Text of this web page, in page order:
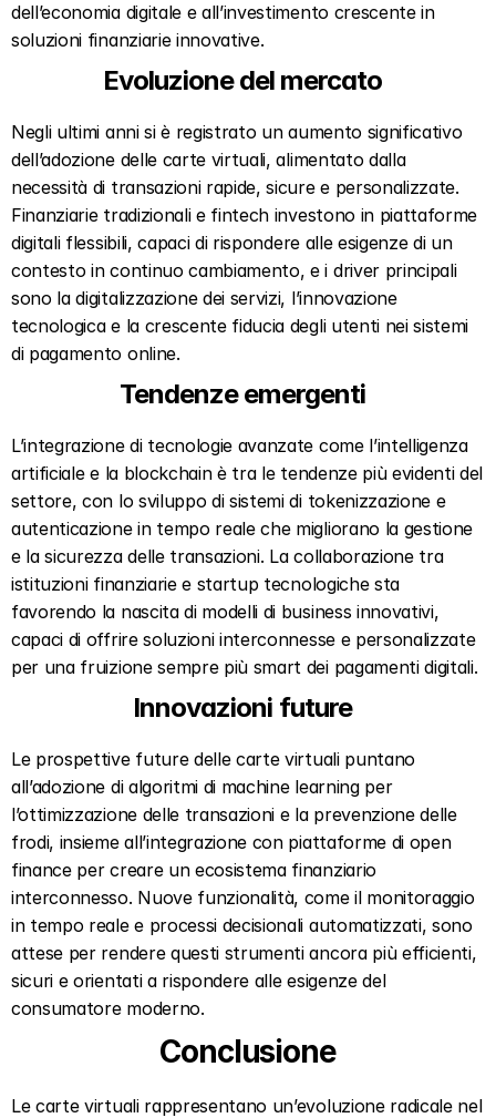
dell’economia digitale e all’investimento crescente in
soluzioni finanziarie innovative.
Evoluzione del mercato
Negli ultimi anni si è registrato un aumento significativo
dell’adozione delle carte virtuali, alimentato dalla
necessità di transazioni rapide, sicure e personalizzate.
Finanziarie tradizionali e fintech investono in piattaforme
digitali flessibili, capaci di rispondere alle esigenze di un
contesto in continuo cambiamento, e i driver principali
sono la digitalizzazione dei servizi, l’innovazione
tecnologica e la crescente fiducia degli utenti nei sistemi
di pagamento online.
Tendenze emergenti
L’integrazione di tecnologie avanzate come l’intelligenza
artificiale e la blockchain è tra le tendenze più evidenti del
settore, con lo sviluppo di sistemi di tokenizzazione e
autenticazione in tempo reale che migliorano la gestione
e la sicurezza delle transazioni. La collaborazione tra
istituzioni finanziarie e startup tecnologiche sta
favorendo la nascita di modelli di business innovativi,
capaci di offrire soluzioni interconnesse e personalizzate
Innovazioni future
Le prospettive future delle carte virtuali puntano
all’adozione di algoritmi di machine learning per
l’ottimizzazione delle transazioni e la prevenzione delle
frodi, insieme all’integrazione con piattaforme di open
finance per creare un ecosistema finanziario
interconnesso. Nuove funzionalità, come il monitoraggio
in tempo reale e processi decisionali automatizzati, sono
attese per rendere questi strumenti ancora più efficienti,
sicuri e orientati a rispondere alle esigenze del
consumatore moderno.
Conclusione
Le carte virtuali rappresentano un’evoluzione radicale nel